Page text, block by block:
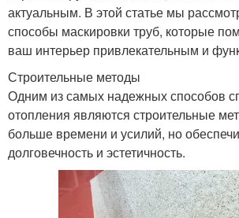
актуальным. В этой статье мы
способы маскировки труб, которые
ваш интерьер привлекательным и
Строительные методы
Одним из самых надежных способов
отопления являются строительные
больше времени и усилий, но
долговечность и эстетичность.